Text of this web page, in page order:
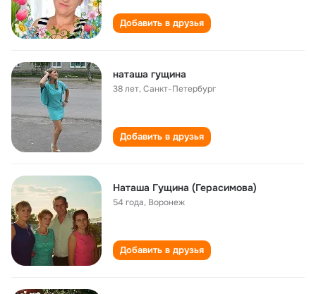
Добавить в друзья
наташа гущина
38 лет,Санкт-Петербург
Добавить в друзья
Наташа Гущина (Герасимова)
54 года, Воронеж
Добавить в друзья